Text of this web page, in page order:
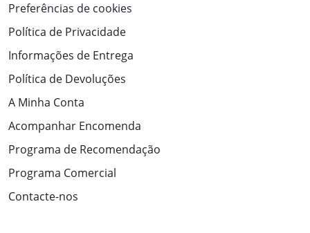
Preferências de cookies
Política de Privacidade
Informações de Entrega
Política de Devoluções
A Minha Conta
Acompanhar Encomenda
Programa de Recomendação
Programa Comercial
Contacte-nos